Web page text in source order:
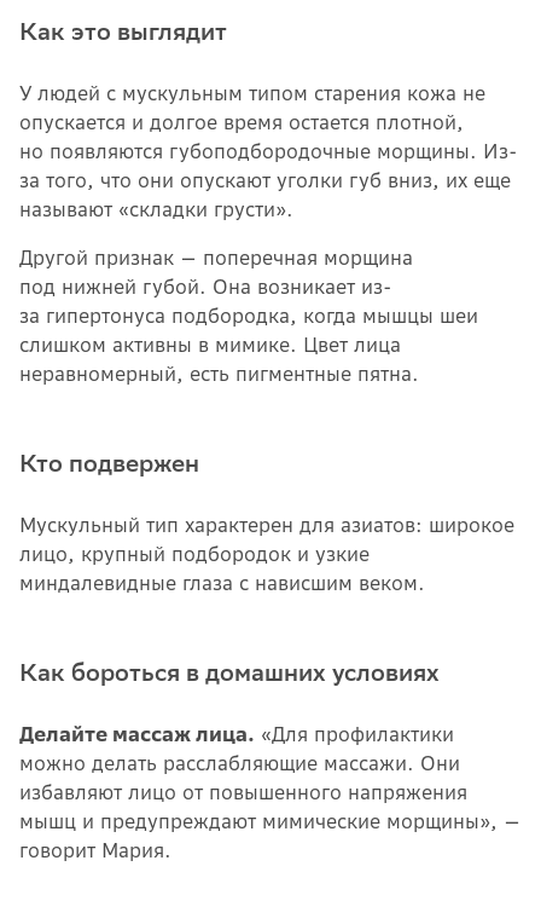
Как это выглядит
У людей с мускульным типом старения кожа не
опускается и долгое время остается плотной,
но появляются губоподбородочные морщины. Из-
за того, что они опускают уголки губ вниз, их еще
называют «складки грусти».
Другой признак — поперечная морщина
под нижней губой. Она возникает из-
за гипертонуса подбородка, когда мышцы шеи
слишком активны в мимике. Цвет лица
неравномерный, есть пигментные пятна.
Кто подвержен
Мускульный тип характерен для азиатов: широкое
лицо, крупный подбородок и узкие
миндалевидные глаза с нависшим веком.
Как бороться в домашних условиях
Делайте массаж лица. «Для профилактики
можно делать расслабляющие массажи. Они
избавляют лицо от повышенного напряжения
мышц и предупреждают мимические морщины», —
говорит Мария.